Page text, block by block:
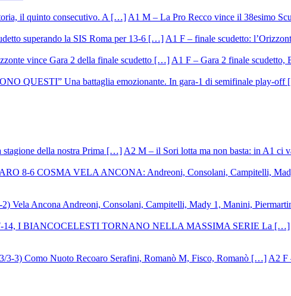
A1 M – La Pro Recco vince il 38esimo
A1 F – finale scudetto:
A1 F – Gara 2 finale scudetto,
A2 M – il Sori lotta ma non basta: in A1 ci
A2 F